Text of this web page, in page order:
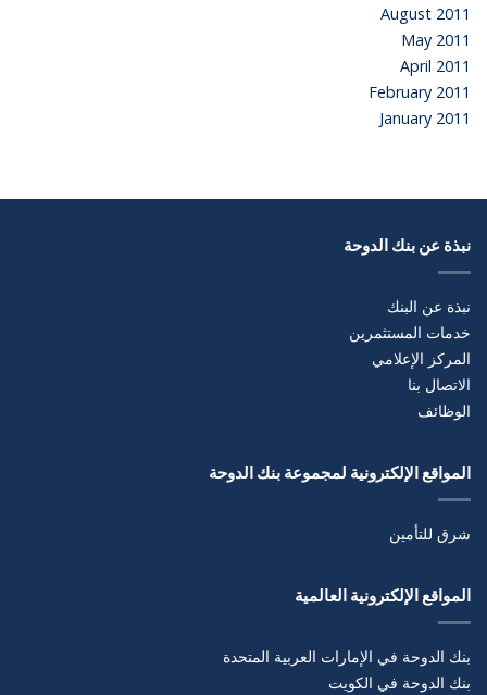
August 2011
May 2011
April 2011
February 2011
January 2011
نبذة عن بنك الدوحة
نبذة عن البنك
خدمات المستثمرين
المركز الإعلامي
الاتصال بنا
الوظائف
المواقع الإلكترونية لمجموعة بنك الدوحة
شرق للتأمين
المواقع الإلكترونية العالمية
بنك الدوحة في الإمارات العربية المتحدة
بنك الدوحة في الكويت